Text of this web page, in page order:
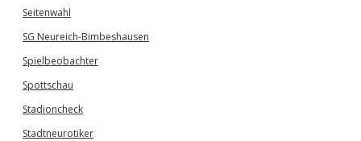
Seitenwahl
SG Neureich-Bimbeshausen
Spielbeobachter
Spottschau
Stadioncheck
Stadtneurotiker